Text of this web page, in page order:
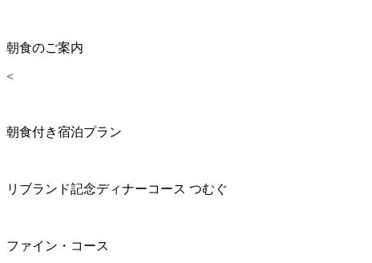
朝食のご案内
<
朝食付き宿泊プラン
リブランド記念ディナーコース つむぐ
ファイン・コース